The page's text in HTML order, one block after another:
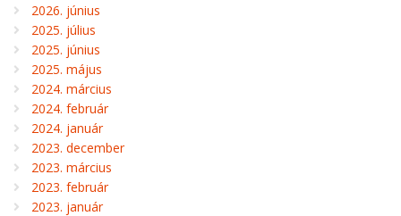
2026. június
2025. július
2025. június
2025. május
2024. március
2024. február
2024. január
2023. december
2023. március
2023. február
2023. január